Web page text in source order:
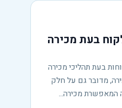
בעת מכירה
בעת תהליכי מכירה
מדובר גם על חלק
המאפשרת מכירה...